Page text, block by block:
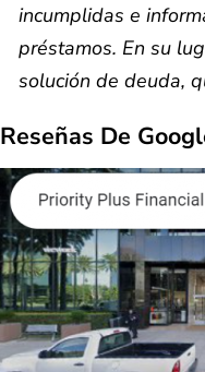
incumplidas e
préstamos. En su
solución de deuda,
Reseñas De